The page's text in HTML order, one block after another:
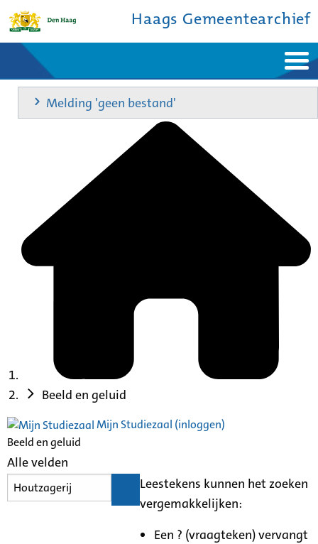
Haags Gemeentearchief
Home
Nieuws
Ontdek de stad
De studiezaal
Bronnen en collecties
Melding 'geen bestand'
Beeld en geluid
Mijn Studiezaal (inloggen)
Beeld en geluid
Alle velden
Leestekens kunnen het zoeken
vergemakkelijken:
Een ? (vraagteken) vervangt